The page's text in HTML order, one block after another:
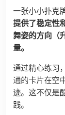
一张小小扑克
提供了稳定性
舞姿的方向（
量。
通过精心练习
通的卡片在空
迹。这不仅是
践。